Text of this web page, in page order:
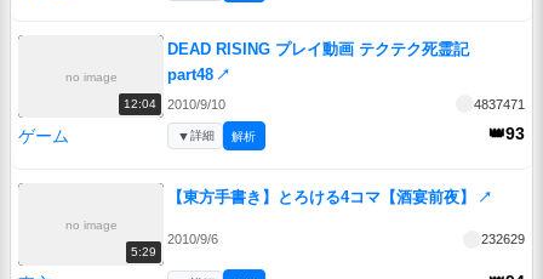
no image
12:04
DEAD RISING プレイ動画 テクテク死霊記
part48 ↗
2010/9/10 4837471
ゲーム 👑93
▼詳細 解析
no image
5:29
【東方手書き】とろける4コマ【酒宴前夜】 ↗
2010/9/6 232629